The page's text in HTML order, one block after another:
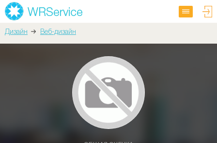
Дизайн Веб-дизайн